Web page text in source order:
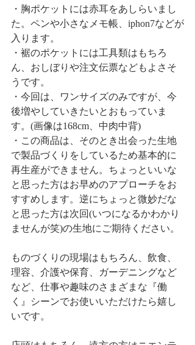
・胸ポケットには赤耳をあしらいまし
た。ペンや小さなメモ帳、iphon7などが
入ります。
・裾のポケットには工具類はもちろ
ん、おしぼりや注文伝票などもよさそ
うです。
・今回は、ワンサイズのみですが、今
後増やしていきたいとおもっていま
す。(画像は168cm、中肉中背)
・この商品は、そのとき出会った生地
で製品づくりをしているため基本的に
再生産ができません。ちょっといいな
と思った方はお早めのアプローチをお
すすめします。逆にちょっと微妙だな
と思った方は次回(いつになるかわかり
ませんが笑)の生地にご期待ください。
ものづくりの現場はもちろん、飲食、
理容、介護や保育、ガーデニングなど
など、仕事や趣味のさまざまな『働
く』シーンでお使いいただけたら嬉し
いです。